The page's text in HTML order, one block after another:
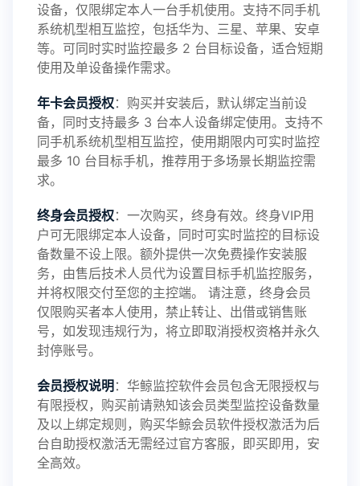
鲸监控存在的问题与所需的更多功能，华鲸手机监
控将持续为您创造更优秀的监控APP
2025-01-13 V3.7
2024-10-08 V3.6
2024-03-16 V3.5
2023-01-12 V3.3
设备，仅限绑定本人一台手机使用。支持不同手机
系统机型相互监控，包括华为、三星、苹果、安卓
等。可同时实时监控最多 2 台目标设备，适合短期
使用及单设备操作需求。
年卡会员授权：购买并安装后，默认绑定当前设
备，同时支持最多 3 台本人设备绑定使用。支持不
同手机系统机型相互监控，使用期限内可实时监控
最多 10 台目标手机，推荐用于多场景长期监控需
求。
终身会员授权：一次购买，终身有效。终身VIP用
户可无限绑定本人设备，同时可实时监控的目标设
备数量不设上限。额外提供一次免费操作安装服
务，由售后技术人员代为设置目标手机监控服务，
并将权限交付至您的主控端。 请注意，终身会员
仅限购买者本人使用，禁止转让、出借或销售账
号，如发现违规行为，将立即取消授权资格并永久
封停账号。
会员授权说明 ：华鲸监控软件会员包含无限授权与
有限授权，购买前请熟知该会员类型监控设备数量
及以上绑定规则，购买华鲸会员软件授权激活为后
台自助授权激活无需经过官方客服，即买即用，安
全高效。